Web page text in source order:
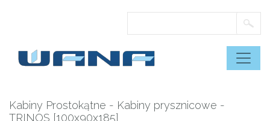
Kabiny Prostokątne - Kabiny prysznicowe -
TRINOS [100x90x185]